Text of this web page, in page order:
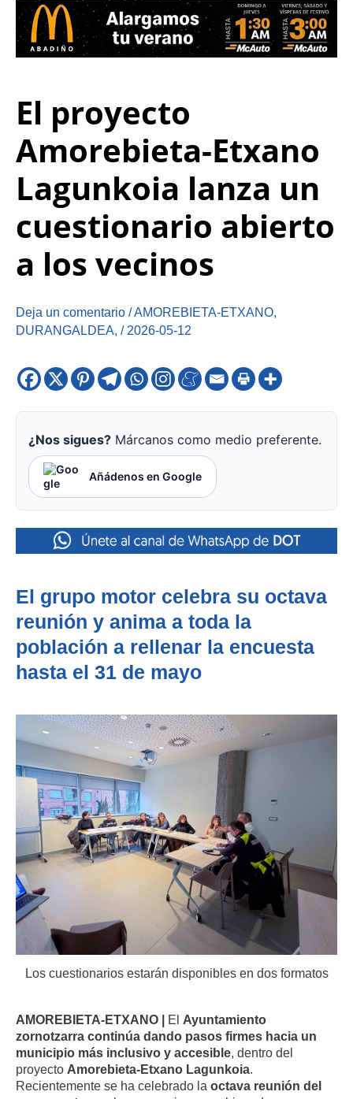
El proyecto
Amorebieta-Etxano
Lagunkoia lanza un
cuestionario abierto
a los vecinos
Deja un comentario /AMOREBIETA-ETXANO,
DURANGALDEA, / 2026-05-12
¿Nos sigues? Márcanos como medio preferente.
Añádenos en Google
El grupo motor celebra su octava
reunión y anima a toda la
población a rellenar la encuesta
hasta el 31 de mayo
Los cuestionarios estarán disponibles en dos formatos
AMOREBIETA-ETXANO | El Ayuntamiento
zornotzarra continúa dando pasos firmes hacia un
municipio más inclusivo y accesible, dentro del
proyecto Amorebieta-Etxano Lagunkoia.
Recientemente se ha celebrado la octava reunión del